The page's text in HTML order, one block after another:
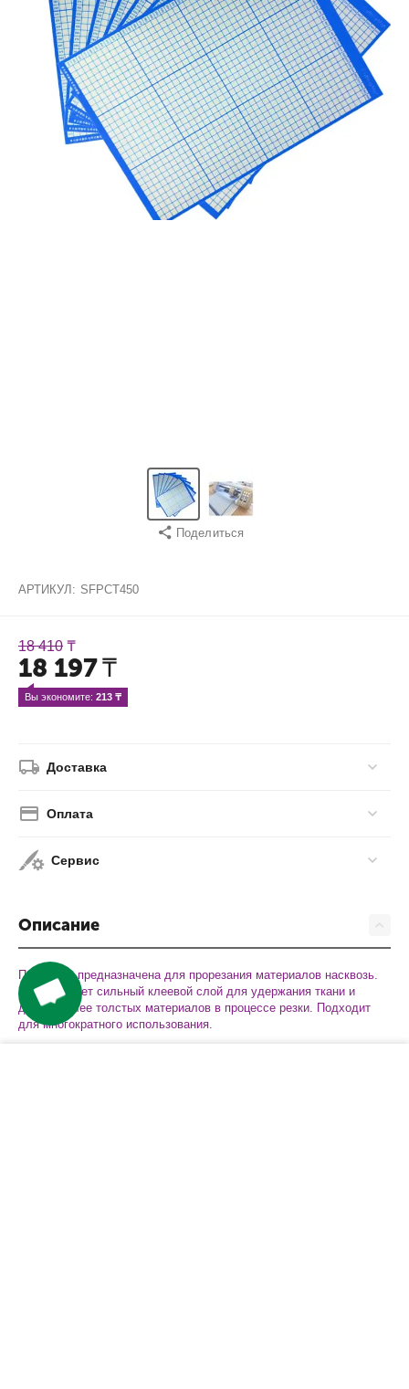
Поделиться
АРТИКУЛ: SFPCT450
18 410 ₸
18 197₸
Вы экономите: 213 ₸
Доставка
Оплата
Сервис
Описание
Подложка предназначена для прорезания материалов насквозь.
Коврик имеет сильный клеевой слой для удержания ткани и
других более толстых материалов в процессе резки. Подходит
для многократного использования.